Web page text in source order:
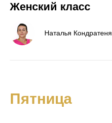
Женский класс
Наталья Кондратеня
Пятница